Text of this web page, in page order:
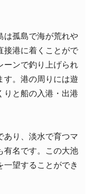
は孤島で海が荒れや
接港に着くことがで
ーンで釣り上げられ
す。港の周りには遊
りと船の入港・出港
あり、淡水で育つマ
有名です。この大池
望することができ